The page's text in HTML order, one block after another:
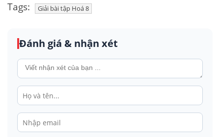
Tags: Giải bài tập Hoá 8
Đánh giá & nhận xét